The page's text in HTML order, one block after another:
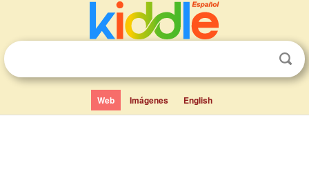
Web Imágenes English